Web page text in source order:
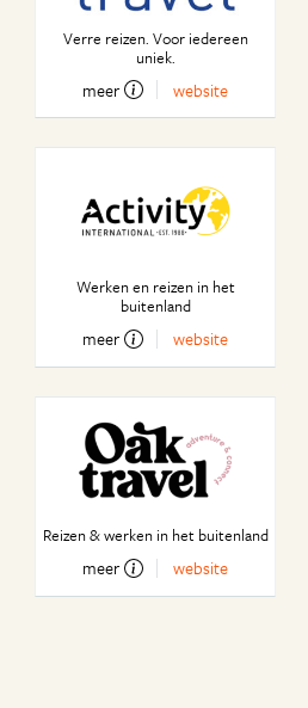
Verre reizen. Voor iedereen
uniek.
meer website
Werken en reizen in het
buitenland
meer website
Reizen & werken in het buitenland
meer website